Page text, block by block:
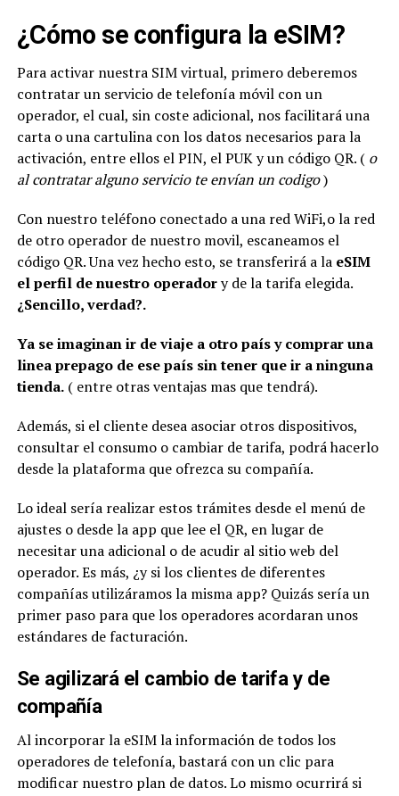
¿Cómo se configura la eSIM?
Para activar nuestra SIM virtual, primero deberemos
contratar un servicio de telefonía móvil con un
operador, el cual, sin coste adicional, nos facilitará una
carta o una cartulina con los datos necesarios para la
activación, entre ellos el PIN, el PUK y un código QR. ( o
al contratar alguno servicio te envían un codigo)
Con nuestro teléfono conectado a una red WiFi,o la red
de otro operador de nuestro movil, escaneamos el
código QR. Una vez hecho esto, se transferirá a la eSIM
el perfil de nuestro operadory de la tarifa elegida.
¿Sencillo, verdad?.
Ya se imaginan ir de viaje a otro país y comprar una
linea prepago de ese país sin tener que ir a ninguna
tienda.( entre otras ventajas mas que tendrá).
Además, si el cliente desea asociar otros dispositivos,
consultar el consumo o cambiar de tarifa, podrá hacerlo
desde la plataforma que ofrezca su compañía.
Lo ideal sería realizar estos trámites desde el menú de
ajustes o desde la app que lee el QR, en lugar de
necesitar una adicional o de acudir al sitio web del
operador. Es más, ¿y si los clientes de diferentes
compañías utilizáramos la misma app? Quizás sería un
primer paso para que los operadores acordaran unos
estándares de facturación.
Se agilizará el cambio de tarifa y de
compañía
Al incorporar la eSIM la información de todos los
operadores de telefonía, bastará con un clic para
modificar nuestro plan de datos. Lo mismo ocurrirá si